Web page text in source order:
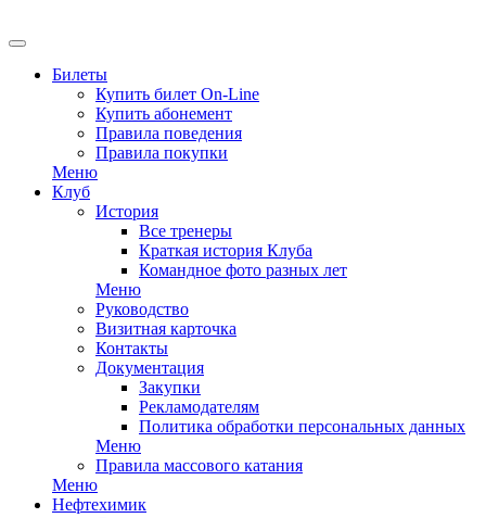
Билеты
Купить билет On-Line
Купить абонемент
Правила поведения
Правила покупки
Меню
Клуб
История
Все тренеры
Краткая история Клуба
Командное фото разных лет
Меню
Руководство
Визитная карточка
Контакты
Документация
Закупки
Рекламодателям
Политика обработки персональных данных
Меню
Правила массового катания
Меню
Нефтехимик